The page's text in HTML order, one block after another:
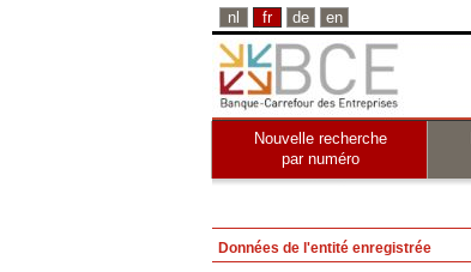
nl fr de en
Nouvelle recherche
par numéro
Données de l'entité enregistrée